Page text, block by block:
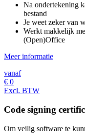
Na ondertekening
bestand
Je weet zeker van
Werkt makkelijk
(Open)Office
Meer informatie
vanaf
€ 0
Excl. BTW
Code signing
Om veilig software te